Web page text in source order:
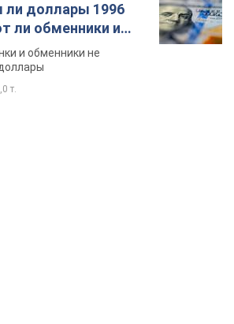
ли доллары 1996
ли обменники и
и обменники не
т.